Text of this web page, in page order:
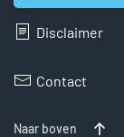
Disclaimer
Contact
Naar boven